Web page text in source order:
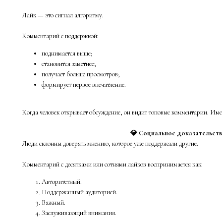
Лайк — это сигнал алгоритму.
Комментарий с поддержкой:
поднимается выше;
становится заметнее;
получает больше просмотров;
формирует первое впечатление.
Когда человек открывает обсуждение, он видит топовые комментарии.
💎 Социальное
Люди склонны доверять мнению, которое уже поддержали другие.
Комментарий с десятками или сотнями лайков воспринимается как:
Авторитетный.
Поддержанный аудиторией.
Важный.
Заслуживающий внимания.